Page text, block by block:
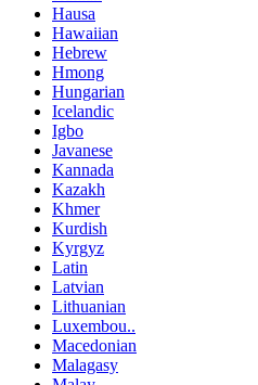
Hausa
Hawaiian
Hebrew
Hmong
Hungarian
Icelandic
Igbo
Javanese
Kannada
Kazakh
Khmer
Kurdish
Kyrgyz
Latin
Latvian
Lithuanian
Luxembou..
Macedonian
Malagasy